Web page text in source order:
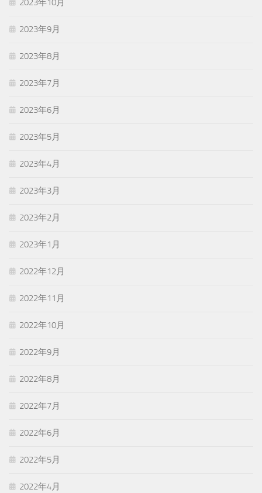
2023年10月
2023年9月
2023年8月
2023年7月
2023年6月
2023年5月
2023年4月
2023年3月
2023年2月
2023年1月
2022年12月
2022年11月
2022年10月
2022年9月
2022年8月
2022年7月
2022年6月
2022年5月
2022年4月